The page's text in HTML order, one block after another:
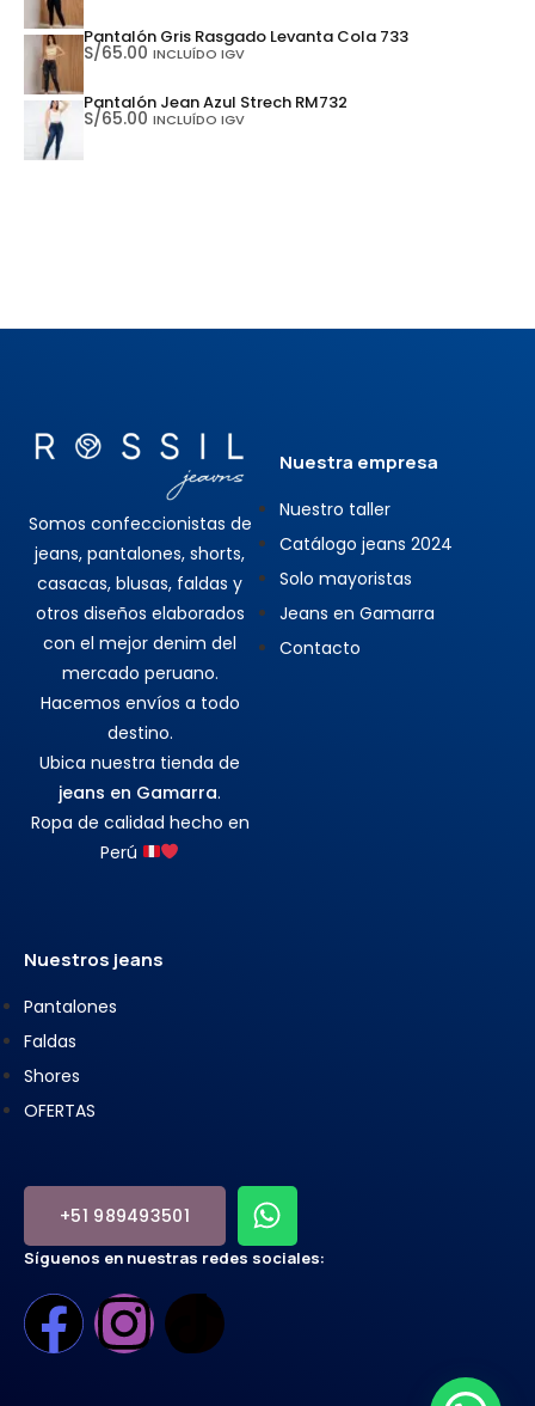
Pantalón Gris Rasgado Levanta Cola 733
S/65.00 INCLUÍDO IGV
Pantalón Jean Azul Strech RM732
S/65.00 INCLUÍDO IGV
Somos confeccionistas de
jeans, pantalones, shorts,
casacas, blusas, faldas y
otros diseños elaborados
con el mejor denim del
mercado peruano.
Hacemos envíos a todo
destino.
Ubica nuestra tienda de
jeans en Gamarra.
Ropa de calidad hecho en
Perú
Nuestra empresa
Nuestro taller
Catálogo jeans 2024
Solo mayoristas
Jeans en Gamarra
Contacto
Nuestros jeans
Pantalones
Faldas
Shores
OFERTAS
+51 989493501
Síguenos en nuestras redes sociales: